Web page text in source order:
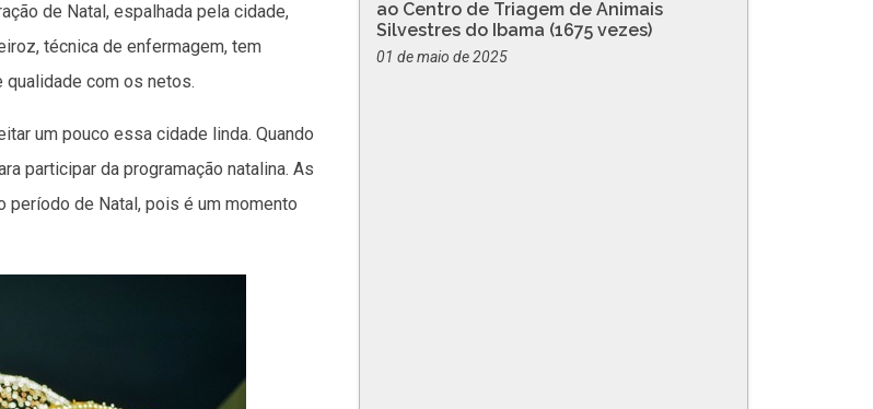
de Natal, espalhada pela cidade,
técnica de enfermagem, tem
com os netos.
um pouco essa cidade linda. Quando
participar da programação natalina. As
período de Natal, pois é um momento
ao Centro de Triagem de Animais
Silvestres do Ibama (1675 vezes)
01 de maio de 2025